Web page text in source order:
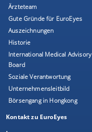
Ärzteteam
Gute Gründe für EuroEyes
Auszeichnungen
Historie
International Medical Advisory
Board
Soziale Verantwortung
Unternehmensleitbild
Börsengang in Hongkong
Kontakt zu EuroEyes